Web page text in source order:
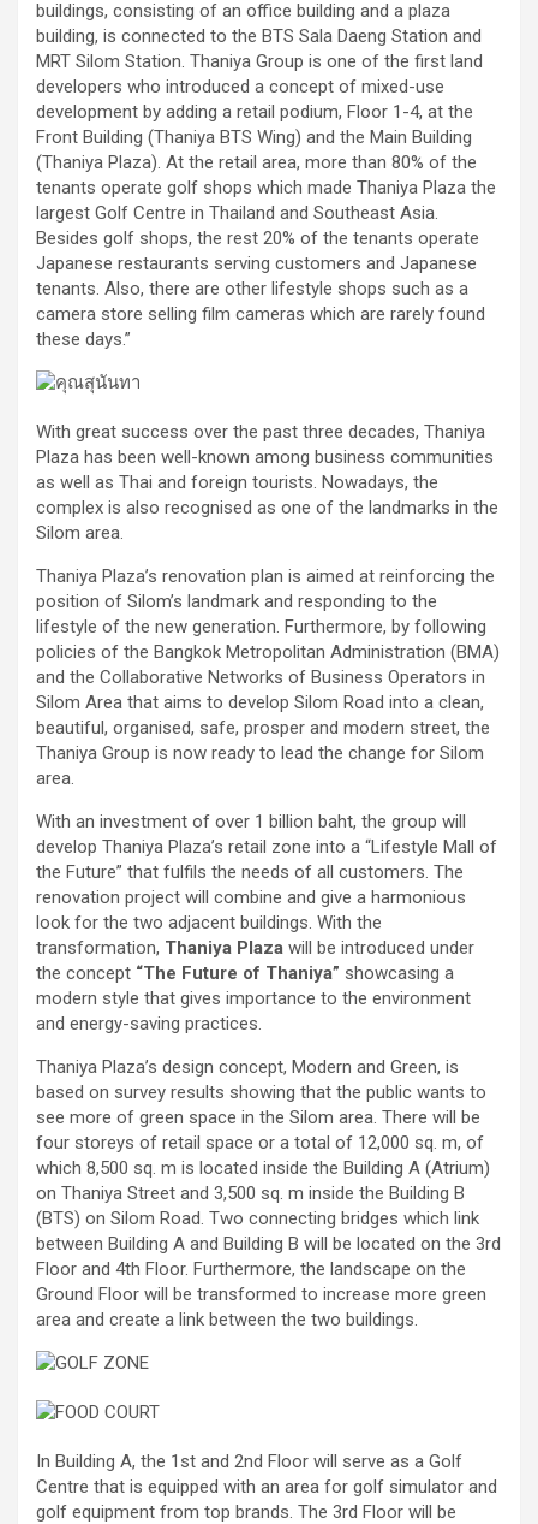
buildings, consisting of an office building and a plaza
building, is connected to the BTS Sala Daeng Station and
MRT Silom Station. Thaniya Group is one of the first land
developers who introduced a concept of mixed-use
development by adding a retail podium, Floor 1-4, at the
Front Building (Thaniya BTS Wing) and the Main Building
(Thaniya Plaza). At the retail area, more than 80% of the
tenants operate golf shops which made Thaniya Plaza the
largest Golf Centre in Thailand and Southeast Asia.
Besides golf shops, the rest 20% of the tenants operate
Japanese restaurants serving customers and Japanese
tenants. Also, there are other lifestyle shops such as a
camera store selling film cameras which are rarely found
these days.”
With great success over the past three decades, Thaniya
Plaza has been well-known among business communities
as well as Thai and foreign tourists. Nowadays, the
complex is also recognised as one of the landmarks in the
Silom area.
Thaniya Plaza’s renovation plan is aimed at reinforcing the
position of Silom’s landmark and responding to the
lifestyle of the new generation. Furthermore, by following
policies of the Bangkok Metropolitan Administration (BMA)
and the Collaborative Networks of Business Operators in
Silom Area that aims to develop Silom Road into a clean,
beautiful, organised, safe, prosper and modern street, the
Thaniya Group is now ready to lead the change for Silom
area.
With an investment of over 1 billion baht, the group will
develop Thaniya Plaza’s retail zone into a “Lifestyle Mall of
the Future” that fulfils the needs of all customers. The
renovation project will combine and give a harmonious
look for the two adjacent buildings. With the
transformation, Thaniya Plaza will be introduced under
the concept “The Future of Thaniya” showcasing a
modern style that gives importance to the environment
and energy-saving practices.
Thaniya Plaza’s design concept, Modern and Green, is
based on survey results showing that the public wants to
see more of green space in the Silom area. There will be
four storeys of retail space or a total of 12,000 sq. m, of
which 8,500 sq. m is located inside the Building A (Atrium)
on Thaniya Street and 3,500 sq. m inside the Building B
(BTS) on Silom Road. Two connecting bridges which link
between Building A and Building B will be located on the 3rd
Floor and 4th Floor. Furthermore, the landscape on the
Ground Floor will be transformed to increase more green
area and create a link between the two buildings.
In Building A, the 1st and 2nd Floor will serve as a Golf
Centre that is equipped with an area for golf simulator and
golf equipment from top brands. The 3rd Floor will be